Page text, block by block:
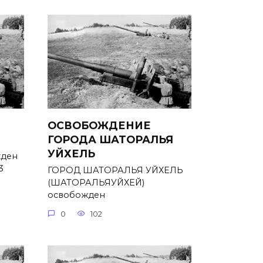
ОСВОБОЖДЕНИЕ
ГОРОДА ШАТОРАЛЬЯ
УЙХЕЛЬ
ГОРОД ШАТОРАЛЬЯ УЙХЕЛЬ
(ШАТОРАЛЬЯУЙХЕЙ)
освобожден
0 102